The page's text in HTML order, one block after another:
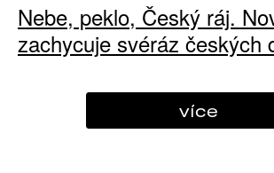
Nebe, peklo, Český ráj.
zachycuje svéráz českých
více